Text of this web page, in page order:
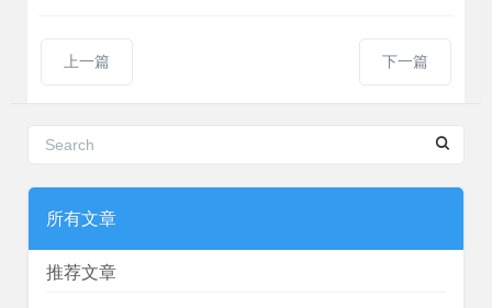
上一篇 下一篇
所有文章
推荐文章